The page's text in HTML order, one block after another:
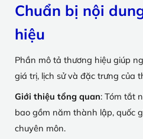
Chuẩn bị nội
hiệu
Phần mô tả thương hiệu giúp
giá trị, lịch sử và đặc trưng của
Giới thiệu tổng quan: Tóm tắt
bao gồm năm thành lập, quốc
chuyên môn.